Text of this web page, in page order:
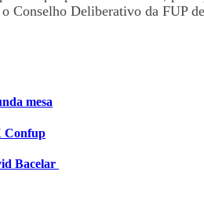
Conselho Deliberativo da FUP
mesa
Confup
Bacelar